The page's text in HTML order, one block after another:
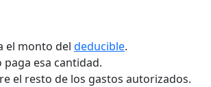
el monto del deducible.
paga esa cantidad.
el resto de los gastos autorizados.